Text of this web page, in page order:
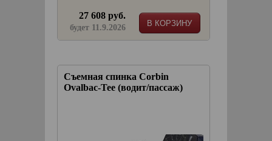
В КОРЗИНУ
27 608 руб.
будет 11.9.2026
Съемная спинка Corbin
Ovalbac-Tee (водит/пассаж)